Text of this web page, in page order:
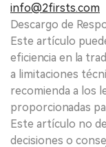
info@2firsts.com
Descargo de
Este artículo
eficiencia en la
a limitaciones
recomienda a los
proporcionadas
Este artículo no
decisiones o